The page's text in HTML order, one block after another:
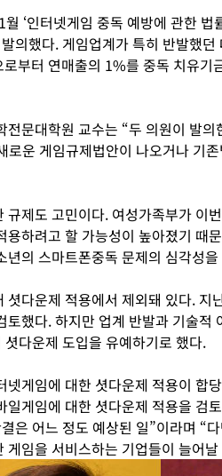
‘인터넷게임 중독 예방에 관한 법
의했다. 게임업계가 특히 반발했던
부터 연매출의 1%를 중독 치유기
전문대학원 교수는 “두 의원이 발
로운 게임규제법안이 나오거나 기
규제도 고민이다. 여성가족부가 이
용하려고 할 가능성이 높아졌기 때
년의 스마트폰중독 문제의 심각성
셧다운제 적용에서 제외돼 있다. 지
토했다. 하지만 업계 반발과 기술적
다운제 도입을 유예하기로 했다.
넷게임에 대한 셧다운제 적용이 합
일게임에 대한 셧다운제 적용을 검
은 어느 정도 예상된 일”이라며 “
게임을 서비스하는 기업들이 늘어